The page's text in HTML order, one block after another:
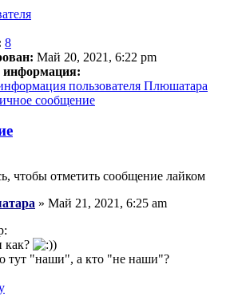
8
Май 20, 2021, 6:22 pm
информация:
пользователя Плюшатара
сообщение
чтобы отметить сообщение лайком
» Май 21, 2021, 6:25 am
как?
)
тут "наши", а кто "не наши"?